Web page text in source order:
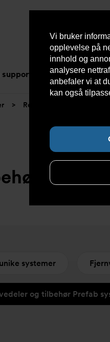
Vi bruker
opplevelse på
innhold og
analysere
anbefaler vi at
kan også
Nyheter Om
> Reservedeler og tilbehør
Prefab
systemer
og tilbehør Prefab